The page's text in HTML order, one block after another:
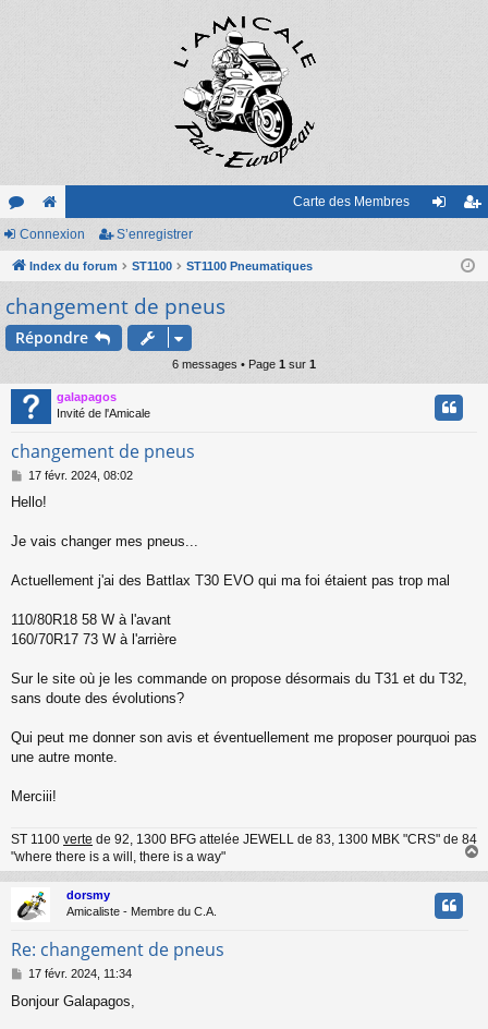
or
u
m
e
sit
e
Carte des Membres
nr
Connexion S’enregistrer
Index du forum ST1100 ST1100 Pneumatiques
changement de pneus
Répondre
6 messages • Page 1 sur 1
galapagos
Invité de l'Amicale
changement de pneus
M
s
a
17 févr. 2024, 08:02
Hello!
Je vais changer mes pneus...
Actuellement j'ai des Battlax T30 EVO qui ma foi étaient pas trop mal
110/80R18 58 W à l'avant
160/70R17 73 W à l'arrière
Sur le site où je les commande on propose désormais du T31 et du T32,
sans doute des évolutions?
Qui peut me donner son avis et éventuellement me proposer pourquoi pas
une autre monte.
Merciii!
ST 1100 verte de 92, 1300 BFG attelée JEWELL de 83, 1300 MBK "CRS" de 84
"where there is a will, there is a way"
a
u
dorsmy
Amicaliste - Membre du C.A.
Re: changement de pneus
M
s
17 févr. 2024, 11:34
Bonjour Galapagos,